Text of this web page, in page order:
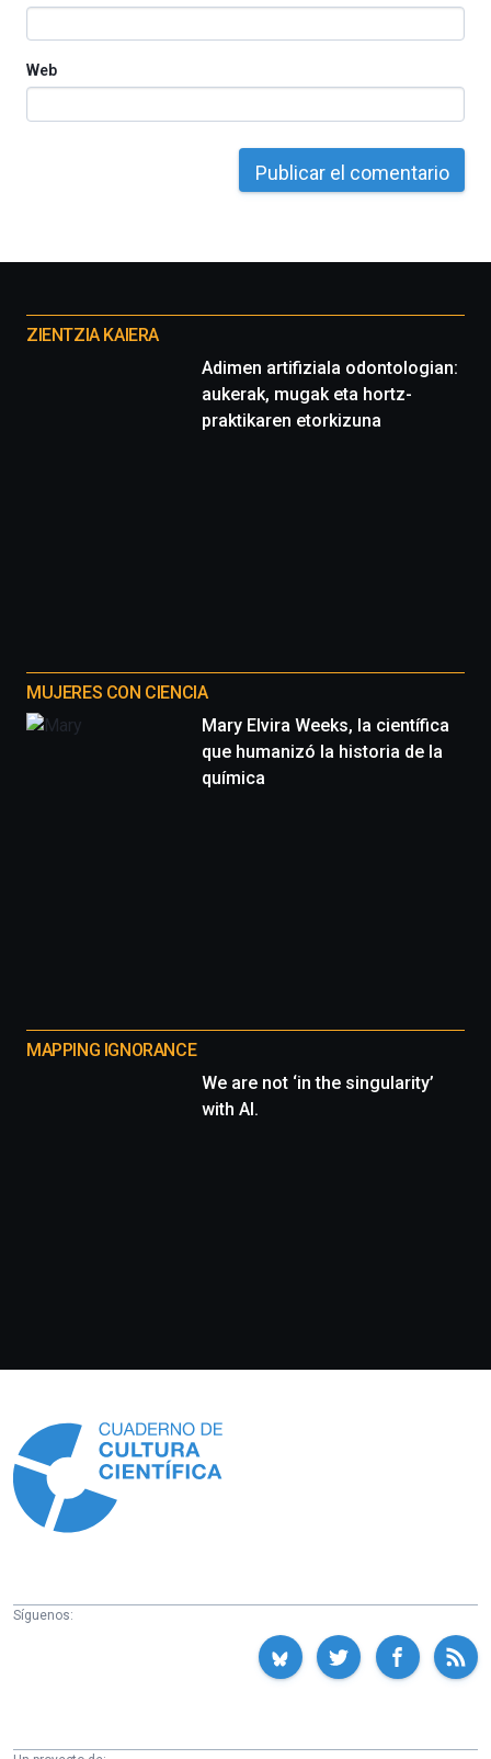
Web
proyectos
ZIENTZIA KAIERA
Adimen artifiziala odontologian:
aukerak, mugak eta hortz-
praktikaren etorkizuna
MUJERES CON CIENCIA
Mary Elvira Weeks, la científica
que humanizó la historia de la
química
MAPPING IGNORANCE
We are not ‘in the singularity’
with AI.
Síguenos: